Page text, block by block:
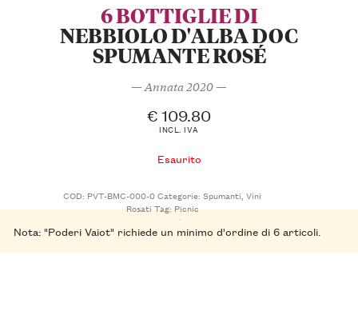
6 BOTTIGLIE DI
NEBBIOLO D'ALBA DOC
SPUMANTE ROSÉ
— Annata 2020 —
€ 109.80
INCL. IVA
Esaurito
COD: PVT-BMC-000-0Categorie:Spumanti,Vini
RosatiTag:Picnic
Nota: "Poderi Vaiot" richiede un minimo d'ordine di 6 articoli.